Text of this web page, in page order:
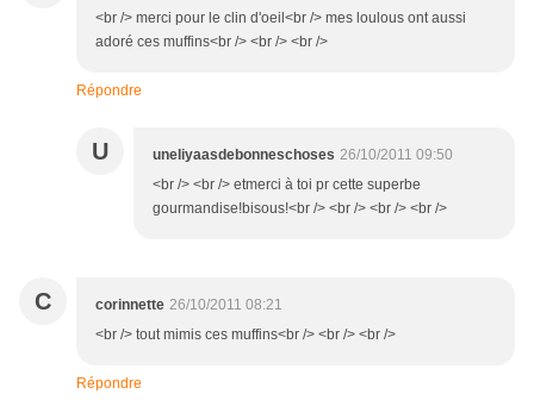
<br /> merci pour le clin d'oeil<br /> mes loulous ont aussi
adoré ces muffins<br /> <br /> <br />
Répondre
U uneliyaasdebonneschoses 26/10/2011 09:50
<br /> <br /> etmerci à toi pr cette superbe
gourmandise!bisous!<br /> <br /> <br /> <br />
C corinnette 26/10/2011 08:21
<br /> tout mimis ces muffins<br /> <br /> <br />
Répondre